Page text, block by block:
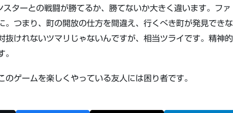
ターとの戦闘が勝てるか、勝てないか大きく違います。ファ
。つまり、町の開放の仕方を間違え、行くべき町が発見できな
抜けれないツマリじゃないんですが、相当ツライです。精神的
。
ゲームを楽しくやっている友人には困り者です。